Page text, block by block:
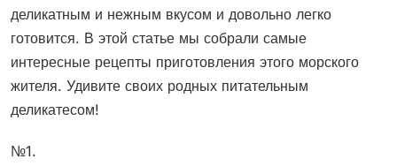
деликатным и нежным вкусом и довольно легко
готовится. В этой статье мы собрали самые
интересные рецепты приготовления этого морского
жителя. Удивите своих родных питательным
деликатесом!
№1.